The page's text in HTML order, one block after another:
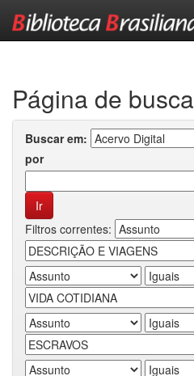
Página de busca
Buscar em:
por
Filtros correntes: